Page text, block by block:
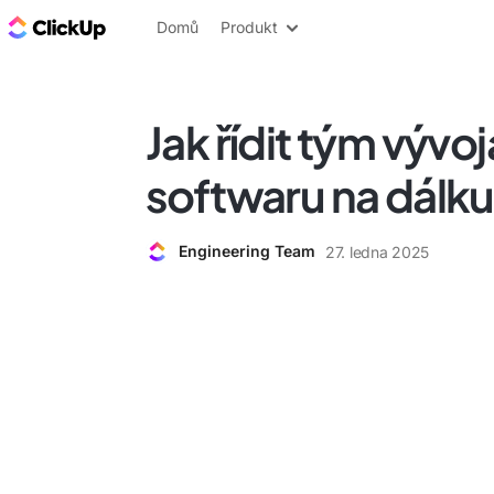
ClickUp blog
Domů Produkt
Jak řídit tým
softwaru na dálku
Engineering Team 27. ledna 2025